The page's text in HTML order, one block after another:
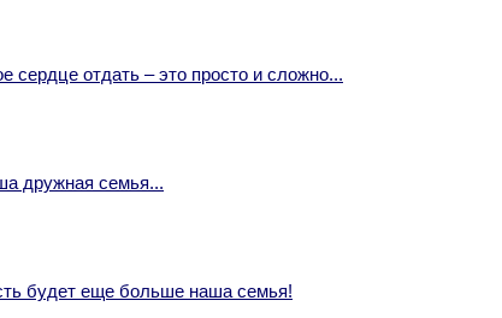
сердце отдать – это просто и сложно...
дружная семья...
будет еще больше наша семья!